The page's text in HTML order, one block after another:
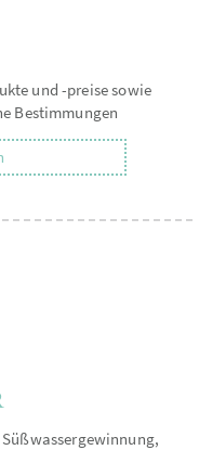
und -preise sowie
Bestimmungen